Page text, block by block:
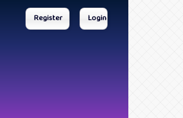
Register Login